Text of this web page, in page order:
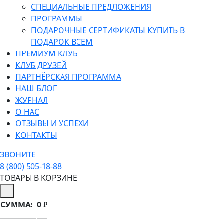
СПЕЦИАЛЬНЫЕ ПРЕДЛОЖЕНИЯ
ПРОГРАММЫ
ПОДАРОЧНЫЕ СЕРТИФИКАТЫ КУПИТЬ В
ПОДАРОК ВСЕМ
ПРЕМИУМ КЛУБ
КЛУБ ДРУЗЕЙ
ПАРТНЁРСКАЯ ПРОГРАММА
НАШ БЛОГ
ЖУРНАЛ
О НАС
ОТЗЫВЫ И УСПЕХИ
КОНТАКТЫ
ЗВОНИТЕ
8 (800) 505-18-88
ТОВАРЫ В КОРЗИНЕ
СУММА: 0₽